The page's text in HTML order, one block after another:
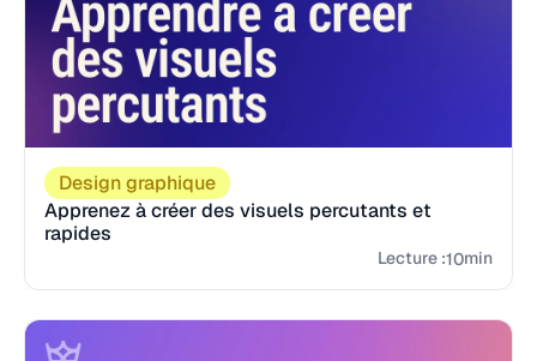
Design graphique
Apprenez à créer des visuels percutants et
rapides
Lecture :10min